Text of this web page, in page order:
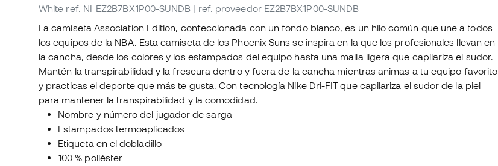
White ref. NI_EZ2B7BX1P00-SUNDB | ref. proveedor EZ2B7BX1P00-SUNDB
La camiseta Association Edition, confeccionada con un fondo blanco, es un hilo común que une a todos
los equipos de la NBA. Esta camiseta de los Phoenix Suns se inspira en la que los profesionales llevan en
la cancha, desde los colores y los estampados del equipo hasta una malla ligera que capilariza el sudor.
Mantén la transpirabilidad y la frescura dentro y fuera de la cancha mientras animas a tu equipo favorito
y practicas el deporte que más te gusta. Con tecnología Nike Dri-FIT que capilariza el sudor de la piel
para mantener la transpirabilidad y la comodidad.
Nombre y número del jugador de sarga
Estampados termoaplicados
Etiqueta en el dobladillo
100 % poliéster